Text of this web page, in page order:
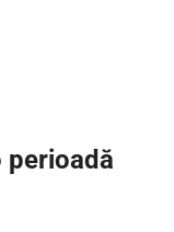
perioadă